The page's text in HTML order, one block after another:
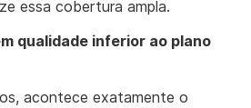
essa cobertura ampla.
qualidade inferior ao plano
acontece exatamente o